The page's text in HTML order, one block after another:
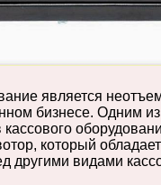
является
бизнесе. Одним
который
другими видами